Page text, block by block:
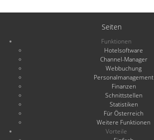
Seiten
Funktionen
Hotelsoftware
Channel-Manager
Webbuchung
Personalmanagement
Finanzen
Schnittstellen
Statistiken
Für Österreich
Weitere Funktionen
Vorteile